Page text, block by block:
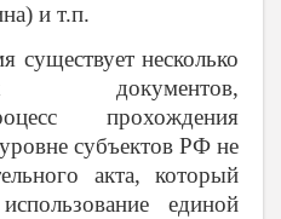
и т.п.
существует несколько
документов,
прохождения
субъектов РФ не
акта, который
единой